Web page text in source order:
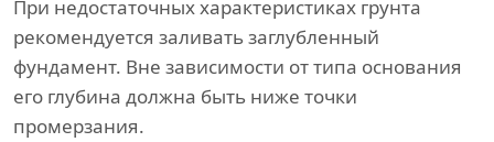
При недостаточных характеристиках грунта
рекомендуется заливать заглубленный
фундамент. Вне зависимости от типа основания
его глубина должна быть ниже точки
промерзания.